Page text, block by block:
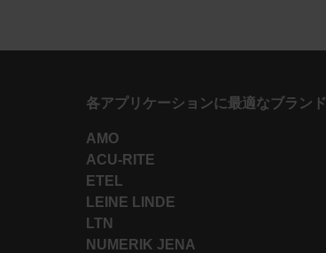
各アプリケーションに最適なブランド
AMO
ACU-RITE
ETEL
LEINE LINDE
LTN
NUMERIK JENA